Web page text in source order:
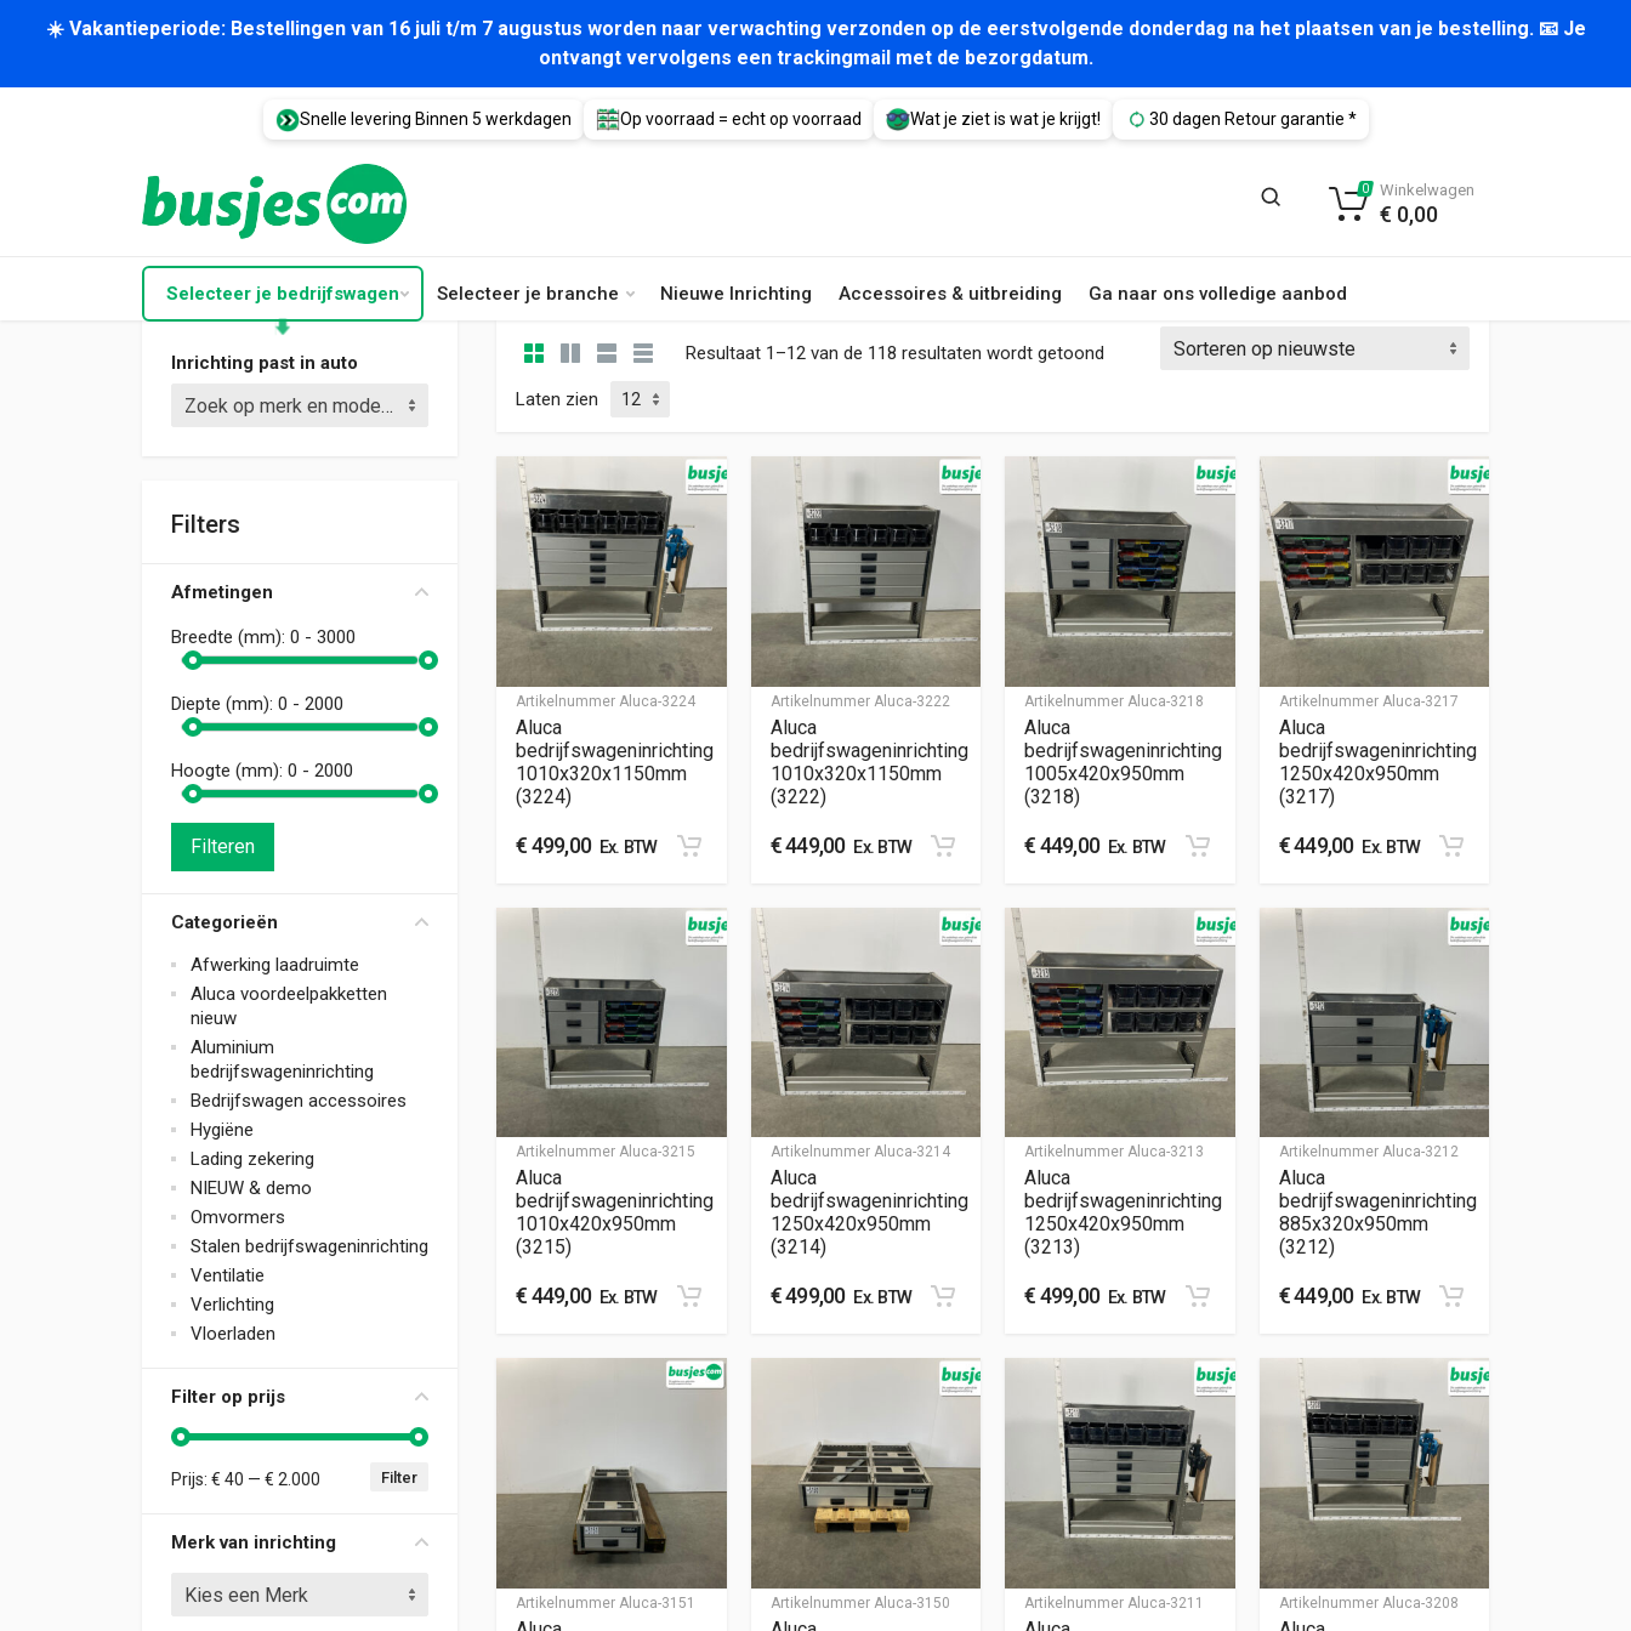
☀️ Vakantieperiode: Bestellingen van 16 juli t/m 7 augustus worden naar verwachting verzonden op de eerstvolgende donderdag na het plaatsen van je bestelling. 📧 Je
ontvangt vervolgens een trackingmail met de bezorgdatum.
Snelle levering Binnen 5 werkdagen Op voorraad = echt op voorraad Wat je ziet is wat je krijgt! 30 dagen Retour garantie *
Selecteer je bedrijfswagen Selecteer je branche Nieuwe Inrichting Accessoires & uitbreiding Ga naar ons volledige aanbod
0 Winkelwagen
€ 0,00
Inrichting past in auto
Zoek op merk en model (bijv. Crafter L3)
Filters
Afmetingen
Breedte (mm): 0 - 3000
Diepte (mm): 0 - 2000
Hoogte (mm): 0 - 2000
Filteren
Categorieën
Afwerking laadruimte
Aluca voordeelpakketten
nieuw
Aluminium
bedrijfswageninrichting
Bedrijfswagen accessoires
Hygiëne
Lading zekering
NIEUW & demo
Omvormers
Stalen bedrijfswageninrichting
Ventilatie
Verlichting
Vloerladen
Filter op prijs
Min. prijs
Max. prijs Filter
Prijs: € 40 — € 2.000
Merk van inrichting
Kies een Merk
Resultaat 1–12 van de 118 resultaten wordt getoond Gesorteerd op nieuwste
Laten zien
Artikelnummer Aluca-3224
Aluca
bedrijfswageninrichting
1010x320x1150mm
(3224)
€499,00Ex. BTW
Artikelnummer Aluca-3222
Aluca
bedrijfswageninrichting
1010x320x1150mm
(3222)
€449,00Ex. BTW
Artikelnummer Aluca-3218
Aluca
bedrijfswageninrichting
1005x420x950mm
(3218)
€449,00Ex. BTW
Artikelnummer Aluca-3217
Aluca
bedrijfswageninrichting
1250x420x950mm
(3217)
€449,00Ex. BTW
Artikelnummer Aluca-3215
Aluca
bedrijfswageninrichting
1010x420x950mm
(3215)
€449,00Ex. BTW
Artikelnummer Aluca-3214
Aluca
bedrijfswageninrichting
1250x420x950mm
(3214)
€499,00Ex. BTW
Artikelnummer Aluca-3213
Aluca
bedrijfswageninrichting
1250x420x950mm
(3213)
€499,00Ex. BTW
Artikelnummer Aluca-3212
Aluca
bedrijfswageninrichting
885x320x950mm
(3212)
€449,00Ex. BTW
Artikelnummer Aluca-3151 Artikelnummer Aluca-3150 Artikelnummer Aluca-3211 Artikelnummer Aluca-3208